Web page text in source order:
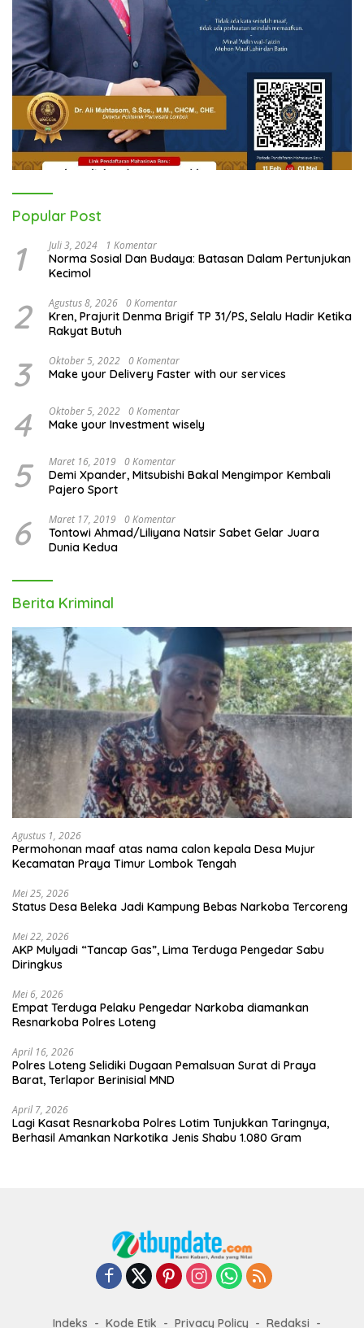
Popular Post
1 Juli 3, 2024 1 Komentar
Norma Sosial Dan Budaya: Batasan Dalam Pertunjukan
Kecimol
2 Agustus 8, 2026 0 Komentar
Kren, Prajurit Denma Brigif TP 31/PS, Selalu Hadir Ketika
Rakyat Butuh
3 Oktober 5, 2022 0 Komentar
Make your Delivery Faster with our services
4 Oktober 5, 2022 0 Komentar
Make your Investment wisely
5 Maret 16, 2019 0 Komentar
Demi Xpander, Mitsubishi Bakal Mengimpor Kembali
Pajero Sport
6 Maret 17, 2019 0 Komentar
Tontowi Ahmad/Liliyana Natsir Sabet Gelar Juara
Dunia Kedua
Berita Kriminal
Agustus 1, 2026
Permohonan maaf atas nama calon kepala Desa Mujur
Kecamatan Praya Timur Lombok Tengah
Mei 25, 2026
Status Desa Beleka Jadi ‎Kampung Bebas Narkoba Tercoreng
Mei 22, 2026
AKP Mulyadi “Tancap Gas”, Lima Terduga Pengedar Sabu
Diringkus
Mei 6, 2026
Empat Terduga Pelaku Pengedar Narkoba diamankan
Resnarkoba Polres Loteng
April 16, 2026
Polres Loteng Selidiki Dugaan Pemalsuan Surat di Praya
Barat, Terlapor Berinisial MND
April 7, 2026
Lagi Kasat Resnarkoba Polres Lotim Tunjukkan Taringnya,
Berhasil Amankan Narkotika Jenis Shabu 1.080 Gram
Indeks Kode Etik Privacy Policy Redaksi